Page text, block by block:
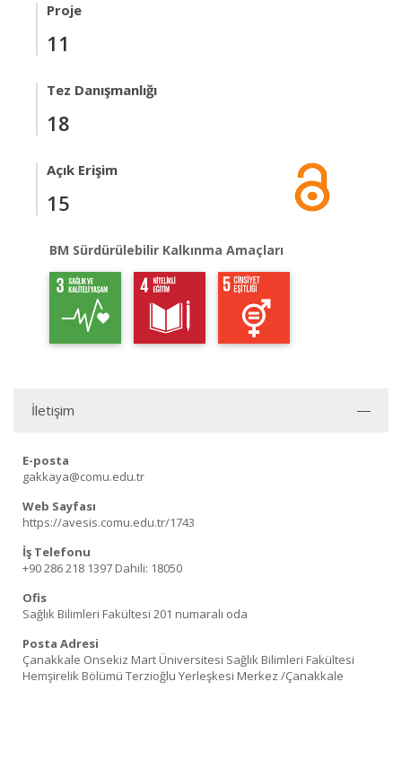
Proje
11
Tez Danışmanlığı
18
Açık Erişim
15
BM Sürdürülebilir Kalkınma Amaçları
İletişim
E-posta
gakkaya@comu.edu.tr
Web Sayfası
https://avesis.comu.edu.tr/1743
İş Telefonu
+90 286 218 1397 Dahili: 18050
Ofis
Sağlık Bilimleri Fakültesi 201 numaralı oda
Posta Adresi
Çanakkale Onsekiz Mart Üniversitesi Sağlık Bilimleri Fakültesi
Hemşirelik Bölümü Terzioğlu Yerleşkesi Merkez /Çanakkale